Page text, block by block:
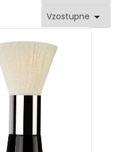
Vzostupne